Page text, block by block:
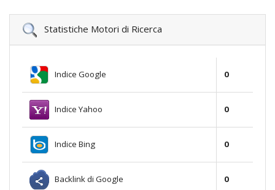
Statistiche Motori di Ricerca
Indice Google 0
Indice Yahoo 0
Indice Bing 0
Backlink di Google 0